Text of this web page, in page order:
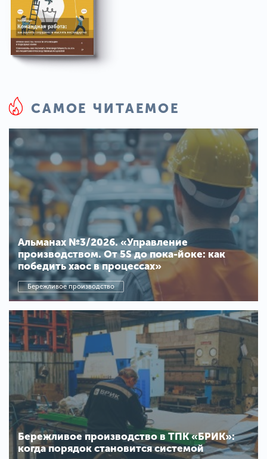
САМОЕ ЧИТАЕМОЕ
Альманах №3/2026. «Управление
производством. От 5S до пока-йоке: как
победить хаос в процессах»
Бережливое производство
Бережливое производство в ТПК «БРИК»:
когда порядок становится системой